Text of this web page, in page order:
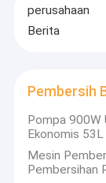
perusahaan
Berita
Pembersih
Pompa 900W
Ekonomis
Mesin
Pembersihan